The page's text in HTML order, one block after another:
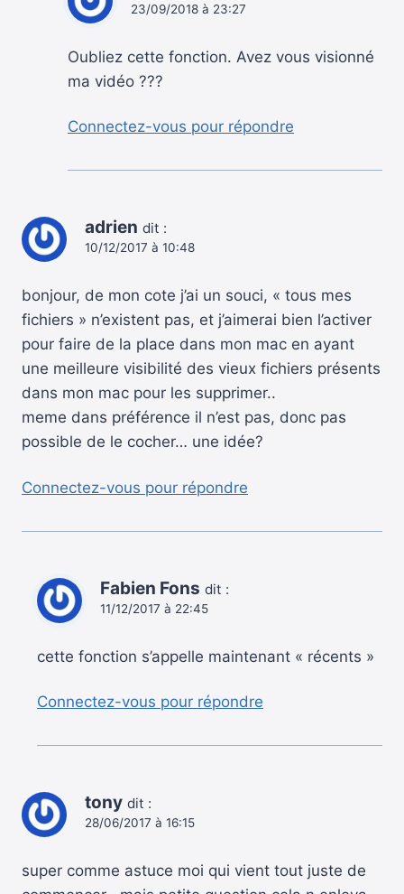
23/09/2018 à 23:27
Oubliez cette fonction. Avez vous visionné
ma vidéo ???
Connectez-vous pour répondre
adrien dit :
10/12/2017 à 10:48
bonjour, de mon cote j’ai un souci, « tous mes
fichiers » n’existent pas, et j’aimerai bien l’activer
pour faire de la place dans mon mac en ayant
une meilleure visibilité des vieux fichiers présents
dans mon mac pour les supprimer..
meme dans préférence il n’est pas, donc pas
possible de le cocher… une idée?
Connectez-vous pour répondre
Fabien Fons dit :
11/12/2017 à 22:45
cette fonction s’appelle maintenant « récents »
Connectez-vous pour répondre
tony dit :
28/06/2017 à 16:15
super comme astuce moi qui vient tout juste de